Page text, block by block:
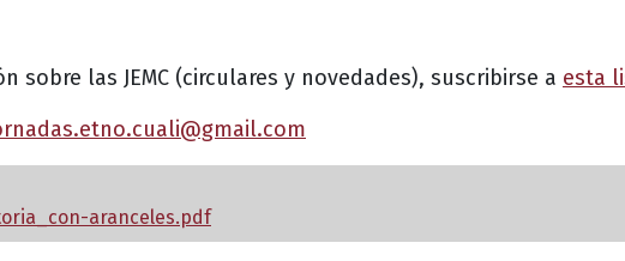
sobre las JEMC (circulares y novedades), suscribirse a esta
aranceles.pdf